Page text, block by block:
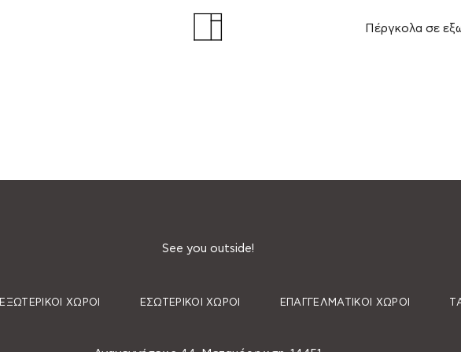
Πέργκολα σε
See you outside!
ΕΞΩΤΕΡΙΚΟΊ ΧΏΡΟΙ ΕΣΩΤΕΡΙΚΟΊ ΧΏΡΟΙ ΕΠΑΓΓΕΛΜΑΤΙΚΟΊ ΧΏΡΟΙ